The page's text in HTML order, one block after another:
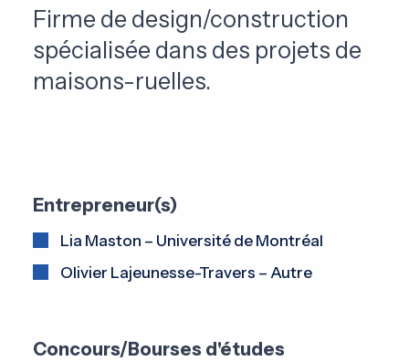
Firme de design/construction
spécialisée dans des projets de
maisons-ruelles.
Entrepreneur(s)
Lia Maston – Université de Montréal
Olivier Lajeunesse-Travers – Autre
Concours/Bourses d'études